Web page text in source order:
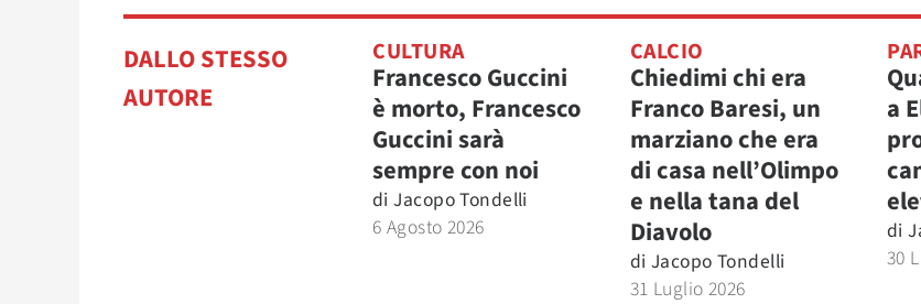
DALLO STESSO
AUTORE
CULTURA
Francesco Guccini
è morto, Francesco
Guccini sarà
sempre con noi
di Jacopo Tondelli
6 Agosto 2026
CALCIO
Chiedimi chi era
Franco Baresi, un
marziano che era
di casa nell’Olimpo
e nella tana del
Diavolo
di Jacopo Tondelli
31 Luglio 2026
a
di
30